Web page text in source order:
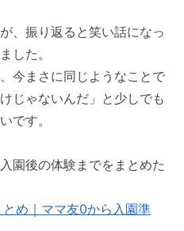
、振り返ると笑い話になっ
した。
今まさに同じようなことで
じゃないんだ」と少しでも
です。
園後の体験までをまとめた
め｜ママ友0から入園準